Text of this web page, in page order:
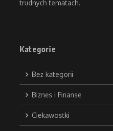
trudnych tematach.
Kategorie
Bez kategorii
Biznes i Finanse
Ciekawostki